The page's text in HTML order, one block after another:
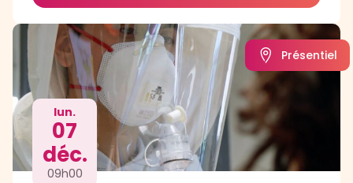
lun.
07
déc.
09h00
Présentiel